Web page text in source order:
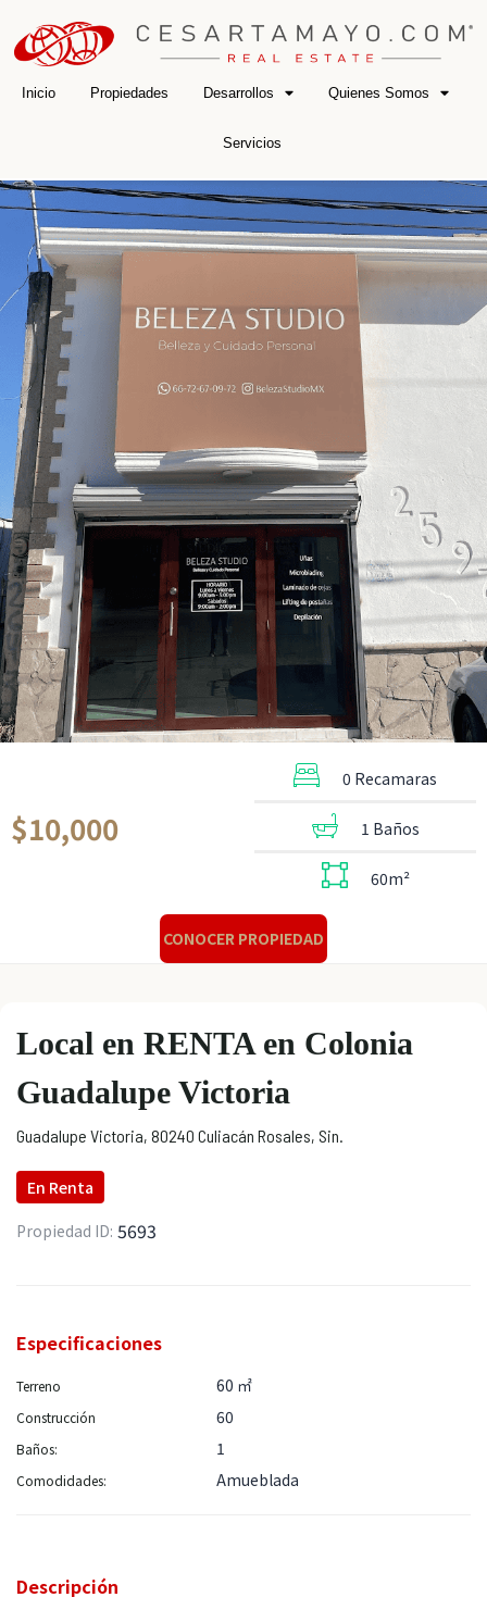
Inicio Propiedades Desarrollos Quienes Somos
Servicios
$10,000
0 Recamaras
1 Baños
60m²
CONOCER PROPIEDAD
Local en RENTA en Colonia
Guadalupe Victoria
Guadalupe Victoria, 80240 Culiacán Rosales, Sin.
En Renta
Propiedad ID: 5693
Especificaciones
Terreno 60 ㎡
Construcción 60
Baños: 1
Comodidades: Amueblada
Descripción